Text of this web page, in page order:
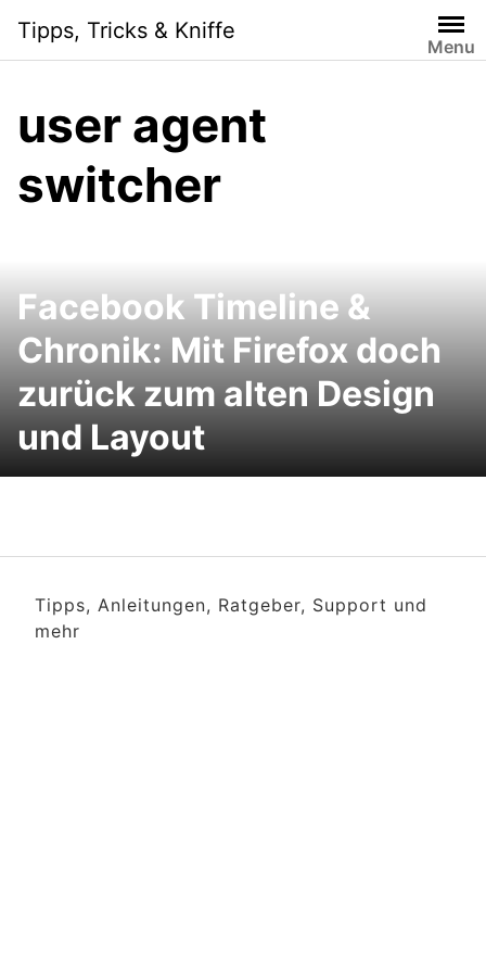
content
Tipps, Tricks & Kniffe
Menu
user agent
switcher
Facebook Timeline &
Chronik: Mit Firefox doch
zurück zum alten Design
und Layout
Tipps, Anleitungen, Ratgeber, Support und
mehr